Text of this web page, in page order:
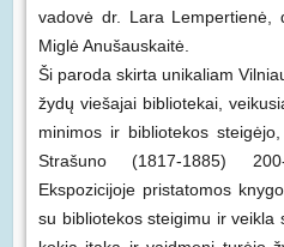
vadovė dr. Lara Lempertienė,
Miglė Anušauskaitė.
Ši paroda skirta unikaliam
žydų viešajai bibliotekai,
minimos ir bibliotekos
Strašuno (1817-1885)
Ekspozicijoje pristatomos
su bibliotekos steigimu ir veikla